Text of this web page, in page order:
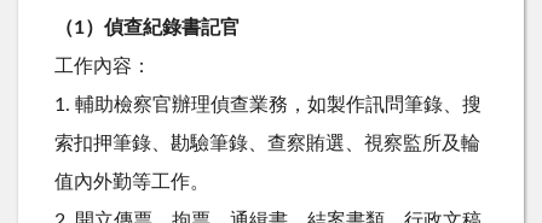
（1）偵查紀錄書記官
工作內容：
1. 輔助檢察官辦理偵查業務，如製作訊問筆錄、搜
索扣押筆錄、勘驗筆錄、查察賄選、視察監所及輪
值內外勤等工作。